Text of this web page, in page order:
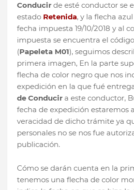
Conducir de esté conductor se
estado Retenida, y la flecha
fecha impuesta 19/10/2018 y al
impuesta se encuentra el
(Papeleta M01), seguimos
primera imagen, En la parte
flecha de color negro que nos
expedición en la que fué
de Conducir a este conductor,
fecha de expedición estaremos
veracidad de dicho trámite ya
personales no se nos fue
publicación.
Cómo se darán cuenta en la
tenemos una flecha de color